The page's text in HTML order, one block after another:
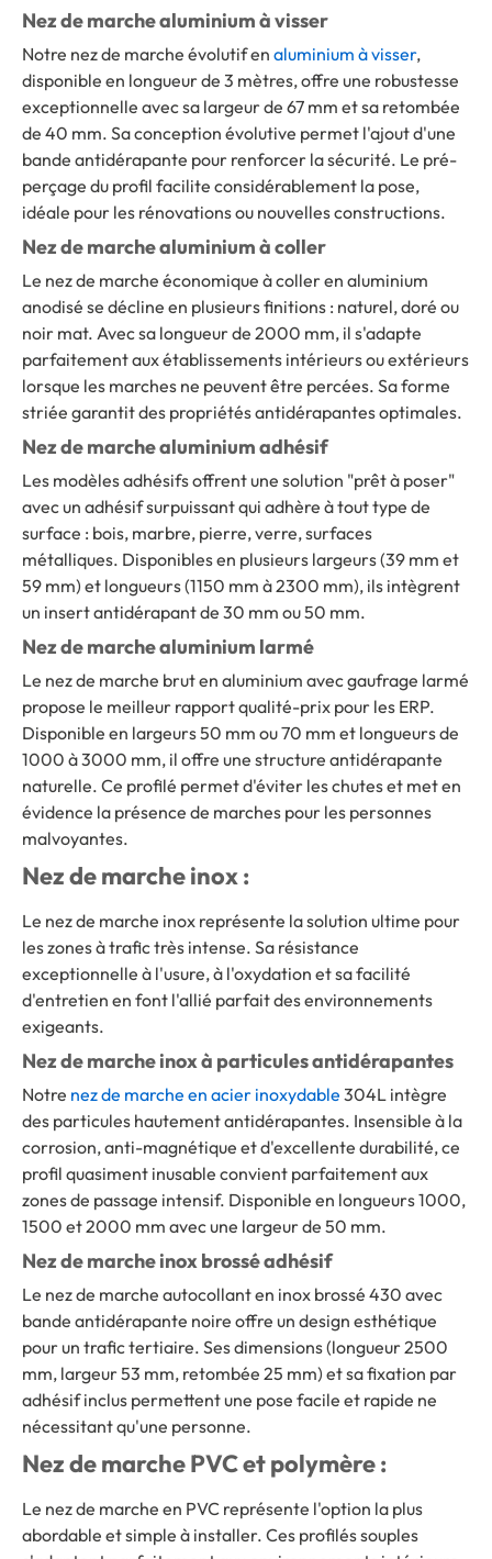
Nez de marche aluminium à visser
Notre nez de marche évolutif en aluminium à visser,
disponible en longueur de 3 mètres, offre une robustesse
exceptionnelle avec sa largeur de 67 mm et sa retombée
de 40 mm. Sa conception évolutive permet l'ajout d'une
bande antidérapante pour renforcer la sécurité. Le pré-
perçage du profil facilite considérablement la pose,
idéale pour les rénovations ou nouvelles constructions.
Nez de marche aluminium à coller
Le nez de marche économique à coller en aluminium
anodisé se décline en plusieurs finitions : naturel, doré ou
noir mat. Avec sa longueur de 2000 mm, il s'adapte
parfaitement aux établissements intérieurs ou extérieurs
lorsque les marches ne peuvent être percées. Sa forme
striée garantit des propriétés antidérapantes optimales.
Nez de marche aluminium adhésif
Les modèles adhésifs offrent une solution "prêt à poser"
avec un adhésif surpuissant qui adhère à tout type de
surface : bois, marbre, pierre, verre, surfaces
métalliques. Disponibles en plusieurs largeurs (39 mm et
59 mm) et longueurs (1150 mm à 2300 mm), ils intègrent
un insert antidérapant de 30 mm ou 50 mm.
Nez de marche aluminium larmé
Le nez de marche brut en aluminium avec gaufrage larmé
propose le meilleur rapport qualité-prix pour les ERP.
Disponible en largeurs 50 mm ou 70 mm et longueurs de
1000 à 3000 mm, il offre une structure antidérapante
naturelle. Ce profilé permet d'éviter les chutes et met en
évidence la présence de marches pour les personnes
malvoyantes.
Nez de marche inox :
Le nez de marche inox représente la solution ultime pour
les zones à trafic très intense. Sa résistance
exceptionnelle à l'usure, à l'oxydation et sa facilité
d'entretien en font l'allié parfait des environnements
exigeants.
Nez de marche inox à particules antidérapantes
Notre nez de marche en acier inoxydable 304L intègre
des particules hautement antidérapantes. Insensible à la
corrosion, anti-magnétique et d'excellente durabilité, ce
profil quasiment inusable convient parfaitement aux
zones de passage intensif. Disponible en longueurs 1000,
1500 et 2000 mm avec une largeur de 50 mm.
Nez de marche inox brossé adhésif
Le nez de marche autocollant en inox brossé 430 avec
bande antidérapante noire offre un design esthétique
pour un trafic tertiaire. Ses dimensions (longueur 2500
mm, largeur 53 mm, retombée 25 mm) et sa fixation par
adhésif inclus permettent une pose facile et rapide ne
nécessitant qu'une personne.
Nez de marche PVC et polymère :
Le nez de marche en PVC représente l'option la plus
abordable et simple à installer. Ces profilés souples